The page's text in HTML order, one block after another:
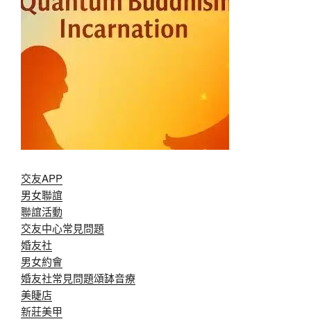
交友APP
男女聯誼
聯誼活動
交友中心常見問題
婚友社
男女約會
婚友社常見問題頌缽音療
美睫店
新莊美甲